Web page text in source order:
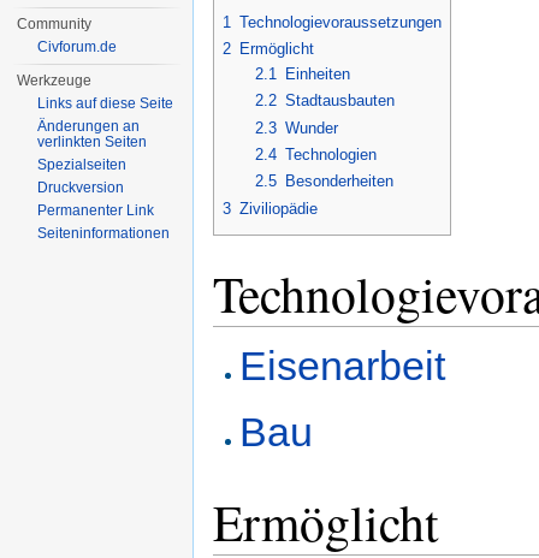
1 Technologievoraussetzungen
2 Ermöglicht
2.1
Einheiten
2.2 Stadtausbauten
2.3 Wunder
2.4 Technologien
2.5
Besonderheiten
3 Ziviliopädie
Eisenarbeit
Bau
Ermöglicht
Community
Civforum.de
Werkzeuge
Links auf diese Seite
Änderungen an
verlinkten Seiten
Spezialseiten
Druckversion
Permanenter Link
Seiten­informationen